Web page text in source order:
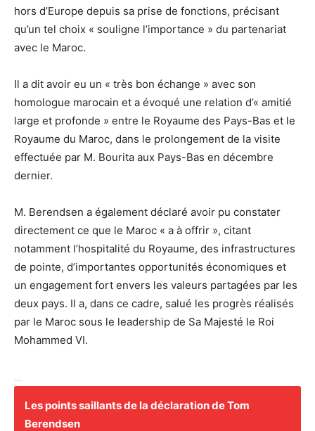
hors d’Europe depuis sa prise de fonctions, précisant
qu’un tel choix « souligne l’importance » du partenariat
avec le Maroc.
Il a dit avoir eu un « très bon échange » avec son
homologue marocain et a évoqué une relation d’« amitié
large et profonde » entre le Royaume des Pays-Bas et le
Royaume du Maroc, dans le prolongement de la visite
effectuée par M. Bourita aux Pays-Bas en décembre
dernier.
M. Berendsen a également déclaré avoir pu constater
directement ce que le Maroc « a à offrir », citant
notamment l’hospitalité du Royaume, des infrastructures
de pointe, d’importantes opportunités économiques et
un engagement fort envers les valeurs partagées par les
deux pays. Il a, dans ce cadre, salué les progrès réalisés
par le Maroc sous le leadership de Sa Majesté le Roi
Mohammed VI.
Les points saillants de la déclaration de Tom
Berendsen